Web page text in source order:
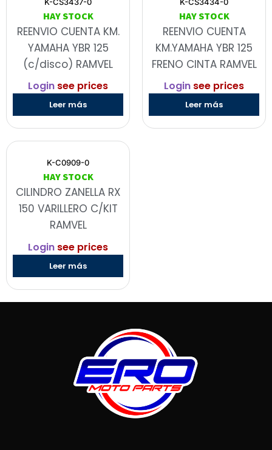
HAY STOCK
REENVIO CUENTA KM.
YAMAHA YBR 125
(c/disco) RAMVEL
Login see prices
Leer más
HAY STOCK
REENVIO CUENTA
KM.YAMAHA YBR 125
FRENO CINTA RAMVEL
Login see prices
Leer más
K-C0909-0
HAY STOCK
CILINDRO ZANELLA RX
150 VARILLERO C/KIT
RAMVEL
Login see prices
Leer más